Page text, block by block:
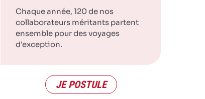
Chaque année, 120 de nos
collaborateurs méritants partent
ensemble pour des voyages
d'exception.
JE POSTULE